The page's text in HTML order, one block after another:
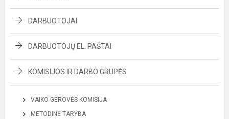
DARBUOTOJAI
DARBUOTOJŲ EL. PAŠTAI
KOMISIJOS IR DARBO GRUPĖS
VAIKO GEROVĖS KOMISIJA
METODINĖ TARYBA